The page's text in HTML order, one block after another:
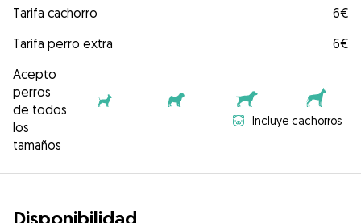
Tarifa cachorro
6€
Tarifa perro extra
6€
Acepto
perros
de todos
los
tamaños
Incluye cachorros